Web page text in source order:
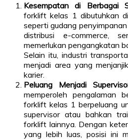
Kesempatan di Berbagai
forklift kelas 1 dibutuhkan
seperti gudang
distribusi e-commerce,
memerlukan pengangkatan
Selain itu, industri
menjadi area yang
karier.
Peluang Menjadi
memperoleh pengalaman
forklift kelas 1 berpeluang
supervisor atau bahkan
forklift lainnya. Dengan
yang lebih luas, posisi ini